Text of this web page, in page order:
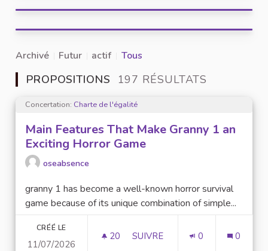
Archivé Futur actif Tous
PROPOSITIONS 197 RÉSULTATS
Concertation: Charte de l'égalité
Main Features That Make Granny 1 an
Exciting Horror Game
oseabsence
granny 1 has become a well-known horror survival
game because of its unique combination of simple...
CRÉÉ LE
11/07/2026
20 20 ABONNÉS
SUIVRE 0 0